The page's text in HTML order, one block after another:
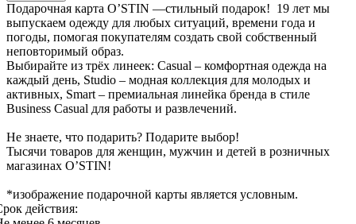
Подарочная карта O’STIN —стильный подарок! 19 лет мы
выпускаем одежду для любых ситуаций, времени года и
погоды, помогая покупателям создать свой собственный
неповторимый образ.
Выбирайте из трёх линеек: Casual ‒ комфортная одежда на
каждый день, Studio ‒ модная коллекция для молодых и
активных, Smart ‒ премиальная линейка бренда в стиле
Business Casual для работы и развлечений.
Не знаете, что подарить? Подарите выбор!
Тысячи товаров для женщин, мужчин и детей в розничных
магазинах O’STIN!
*изображение подарочной карты является условным.
действия: